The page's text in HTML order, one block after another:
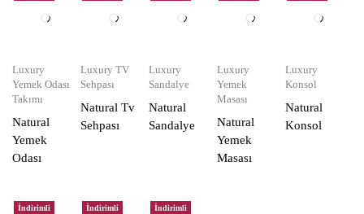
Luxury
Yemek Odası
Takımı
Natural
Yemek
Odası
Luxury TV
Sehpası
Natural Tv
Sehpası
Luxury
Sandalye
Natural
Sandalye
Luxury
Yemek
Masası
Natural
Yemek
Masası
Luxury
Konsol
Natural
Konsol
İndirimli İndirimli İndirimli